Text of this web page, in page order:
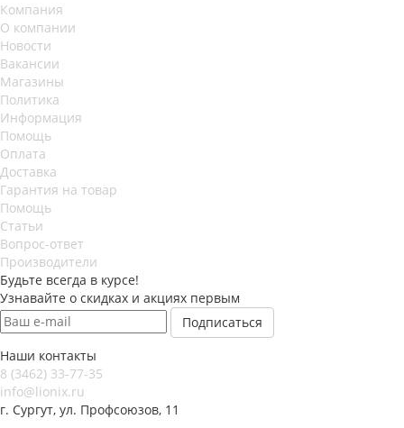
Компания
О компании
Новости
Вакансии
Магазины
Политика
Информация
Помощь
Оплата
Доставка
Гарантия на товар
Помощь
Статьи
Вопрос-ответ
Производители
Будьте всегда в курсе!
Узнавайте о скидках и акциях первым
Наши контакты
8 (3462) 33-77-35
info@lionix.ru
г. Сургут, ул. Профсоюзов, 11